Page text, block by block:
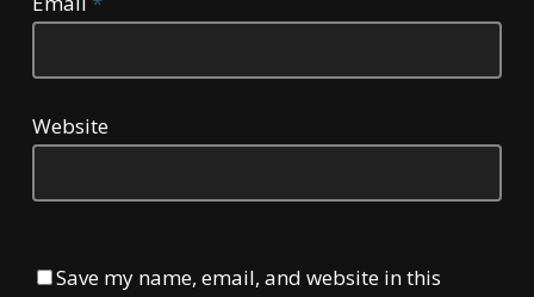
Website
Save my name, email, and website in this